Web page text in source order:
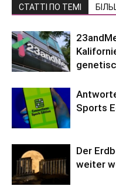
СТАТТІ ПО ТЕМІ
Sports
Der
weiter